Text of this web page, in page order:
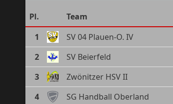
Pl. Team
1
SV 04 Plauen-O. IV
2
SV Beierfeld
3
Zwönitzer HSV II
4
SG Handball Oberland